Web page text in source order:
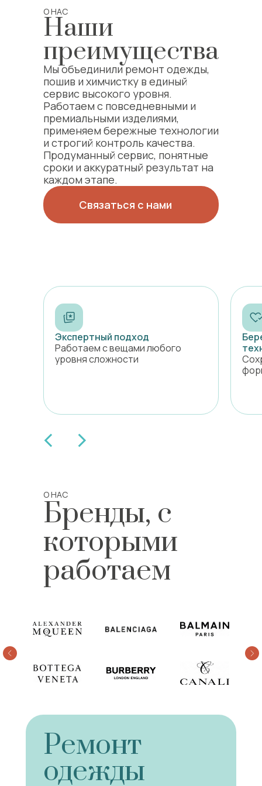
Экспертный подход
Работаем с вещами любого
уровня сложности
О НАС
Наши
преимущества
Мы объединили ремонт одежды,
пошив и химчистку в единый
сервис высокого уровня.
Работаем с повседневными и
премиальными изделиями,
применяем бережные технологии
и строгий контроль качества.
Продуманный сервис, понятные
сроки и аккуратный результат на
каждом этапе.
Связаться с нами
О НАС
Бренды, с
которыми
работаем
Ремонт
одежды